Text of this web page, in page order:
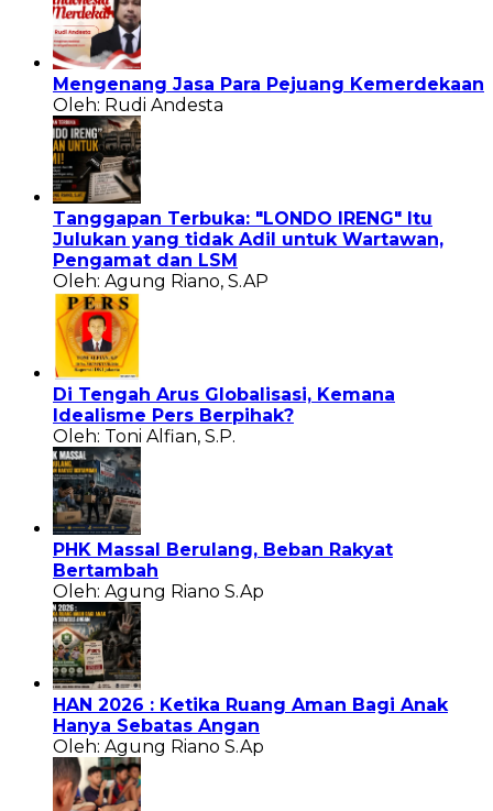
Mengenang Jasa Para Pejuang Kemerdekaan
Oleh: Rudi Andesta
Tanggapan Terbuka: "LONDO IRENG" Itu
Julukan yang tidak Adil untuk Wartawan,
Pengamat dan LSM
Oleh: Agung Riano, S.AP
Di Tengah Arus Globalisasi, Kemana
Idealisme Pers Berpihak?
Oleh: Toni Alfian, S.P.
PHK Massal Berulang, Beban Rakyat
Bertambah
Oleh: Agung Riano S.Ap
HAN 2026 : Ketika Ruang Aman Bagi Anak
Hanya Sebatas Angan
Oleh: Agung Riano S.Ap